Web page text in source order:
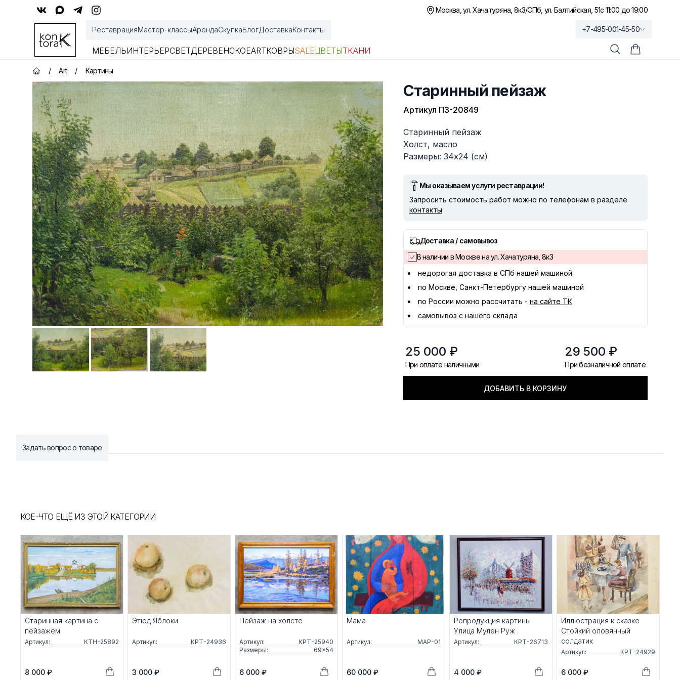
Москва, ул. Хачатуряна, 8к3/СПб, ул. Балтийская, 51с 11:00 до 19:00
РеставрацияМастер-классыАрендаСкупкаБлогДоставкаКонтакты
МЕБЕЛЬИНТЕРЬЕРСВЕТДЕРЕВЕНСКОЕARTКОВРЫSALEЦВЕТЫТКАНИ
+7-495-001-45-50
ПоискКорзина
Главная страница
/ Art / Картины
Старинный пейзаж
Артикул ПЗ-20849
Описание
Старинный пейзаж
Холст, масло
Размеры: 34x24 (см)
Мы оказываем услуги реставрации!
Запросить стоимость работ можно по телефонам в разделе
контакты
Доставка / самовывоз
В наличии в Москве на ул. Хачатуряна, 8к3
недорогая доставка в СПб нашей машиной
по Москве, Санкт-Петербургу нашей машиной
по России можно рассчитать - на сайте ТК
самовывоз с нашего склада
25 000 ₽
При оплате наличными
29 500 ₽
При безналичной оплате
ДОБАВИТЬ В КОРЗИНУ
Задать вопрос о товаре
КОЕ-ЧТО ЕЩЁ ИЗ ЭТОЙ КАТЕГОРИИ
Старинная картина с
пейзажем
Артикул: КТН-25892
8 000 ₽
Этюд Яблоки
Артикул: КРТ-24936
3 000 ₽
Пейзаж на холсте
Артикул:
КРТ-25940
Размеры:
69×54
6 000 ₽
Мама
Артикул: МАР-01
60 000 ₽
Репродукция картины
Улица Мулен Руж
Артикул: КРТ-26713
4 000 ₽
Иллюстрация к сказке
Стойкий оловянный
солдатик
Артикул: КРТ-24929
6 000 ₽